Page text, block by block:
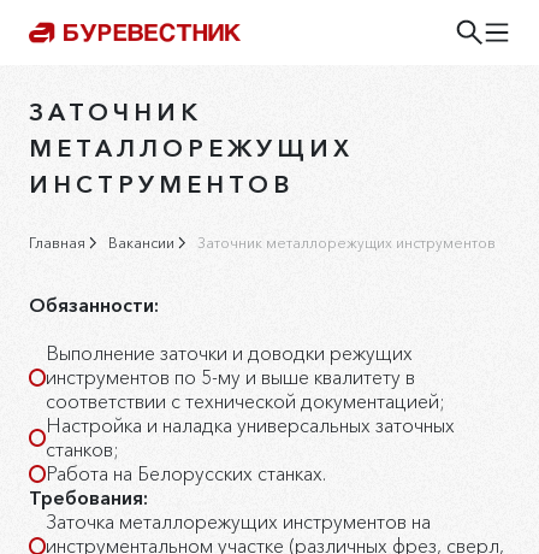
ЗАТОЧНИК
МЕТАЛЛОРЕЖУЩИХ
ИНСТРУМЕНТОВ
Главная Вакансии Заточник металлорежущих инструментов
Обязанности:
Выполнение заточки и доводки режущих
инструментов по 5-му и выше квалитету в
соответствии с технической документацией;
Настройка и наладка универсальных заточных
станков;
Работа на Белорусских станках.
Требования:
Заточка металлорежущих инструментов на
инструментальном участке (различных фрез, сверл,